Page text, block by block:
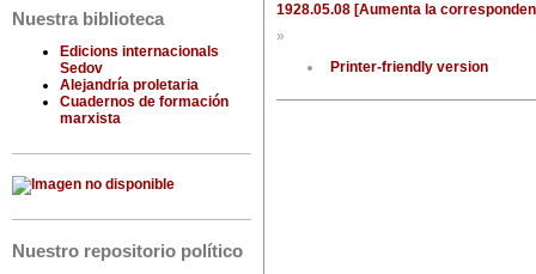
Nuestra biblioteca
Edicions internacionals
Sedov
Alejandría proletaria
Cuadernos de formación
marxista
Nuestro repositorio político
1928.05.08 [Aumenta la
»
Printer-friendly version